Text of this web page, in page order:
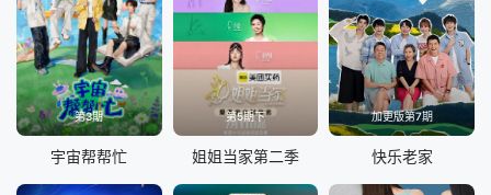
第3期
宇宙帮帮忙
第5期下
姐姐当家第二季
加更版第7期
快乐老家